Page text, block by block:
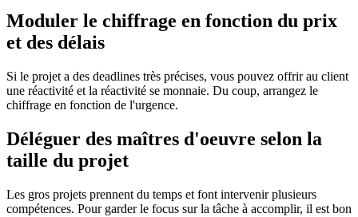
Moduler le chiffrage en fonction du prix
et des délais
Si le projet a des deadlines très précises, vous pouvez offrir au client
une réactivité et la réactivité se monnaie. Du coup, arrangez le
chiffrage en fonction de l'urgence.
Déléguer des maîtres d'oeuvre selon la
taille du projet
Les gros projets prennent du temps et font intervenir plusieurs
compétences. Pour garder le focus sur la tâche à accomplir, il est bon